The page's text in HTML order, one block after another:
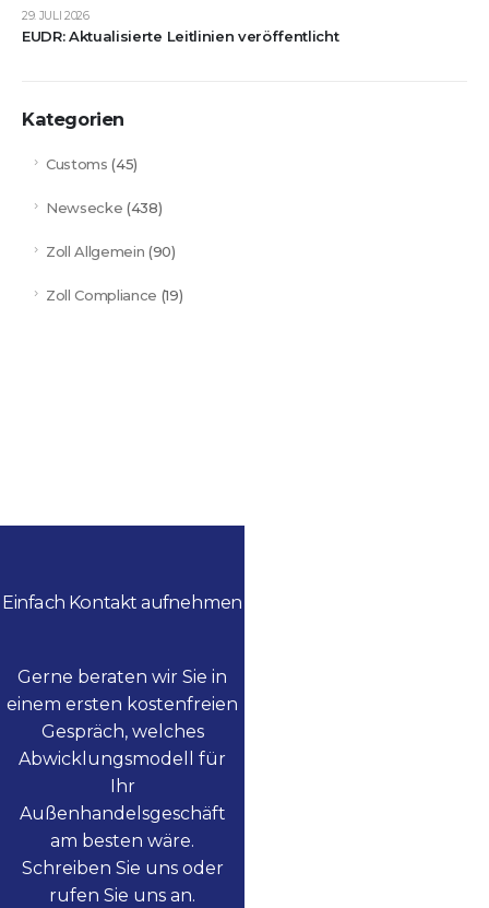
EUDR: Aktualisierte Leitlinien veröffentlicht
29. JULI 2026
Kategorien
Customs (45)
Newsecke (438)
Zoll Allgemein (90)
Zoll Compliance (19)
Einfach Kontakt aufnehmen
Gerne beraten wir Sie in
einem ersten kostenfreien
Gespräch, welches
Abwicklungsmodell für
Ihr
Außenhandelsgeschäft
am besten wäre.
Schreiben Sie uns oder
rufen Sie uns an.